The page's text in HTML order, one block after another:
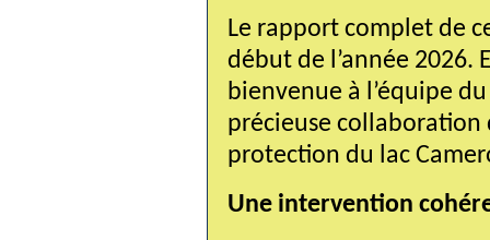
Le rapport complet de
début de l’année 2026.
bienvenue à l’équipe
précieuse collaboration
protection du lac
Une intervention